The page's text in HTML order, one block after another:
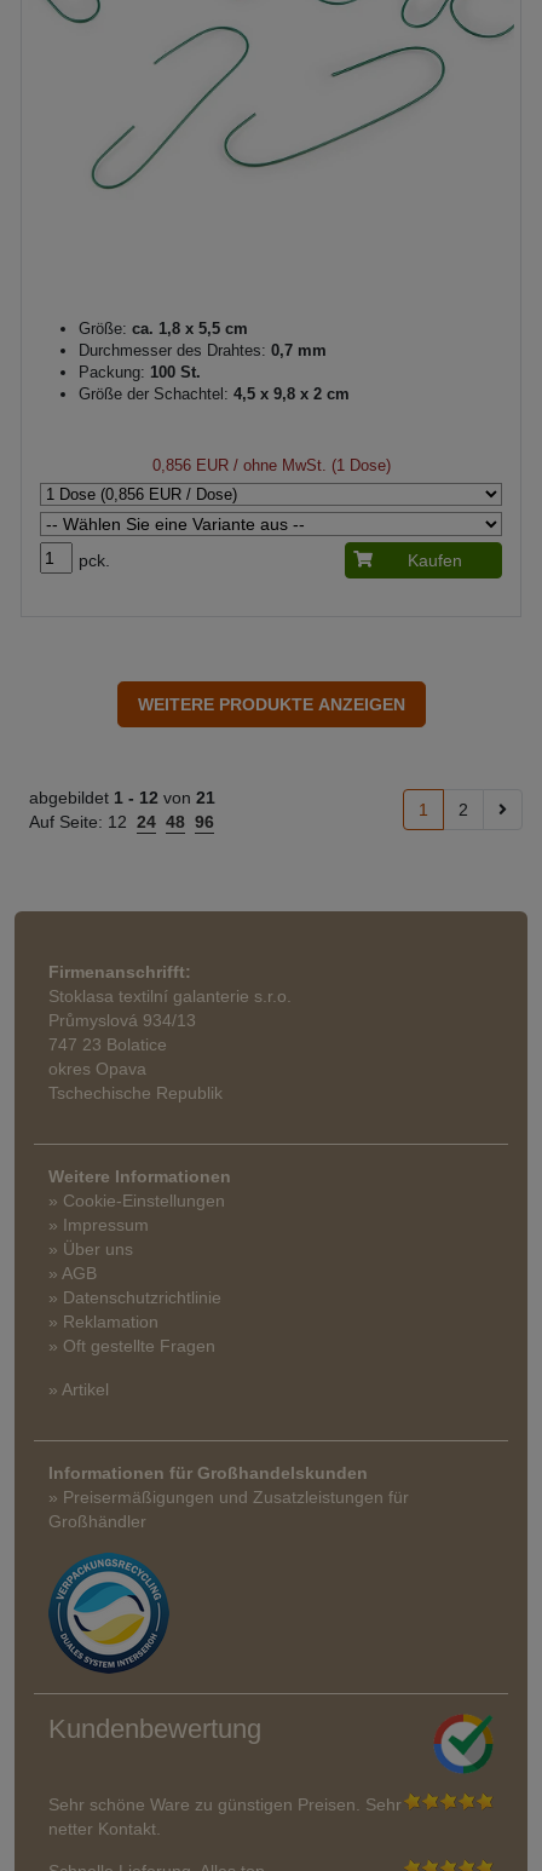
Größe: ca. 1,8 x 5,5 cm
Durchmesser des Drahtes: 0,7 mm
Packung: 100 St.
Größe der Schachtel: 4,5 x 9,8 x 2 cm
0,856 EUR/ ohne MwSt. (1 Dose)
pck. Kaufen
abgebildet 1 - 12 von 21
Auf Seite: 12 24 48 96
1 2
Firmenanschrifft:
Stoklasa textilní galanterie s.r.o.
Průmyslová 934/13
747 23 Bolatice
okres Opava
Tschechische Republik
Weitere Informationen
» Cookie-Einstellungen
» Impressum
» Über uns
» AGB
» Datenschutzrichtlinie
» Reklamation
» Oft gestellte Fragen
» Artikel
Informationen für Großhandelskunden
» Preisermäßigungen und Zusatzleistungen für
Großhändler
Kundenbewertung
Sehr schöne Ware zu günstigen Preisen. Sehr
netter Kontakt.